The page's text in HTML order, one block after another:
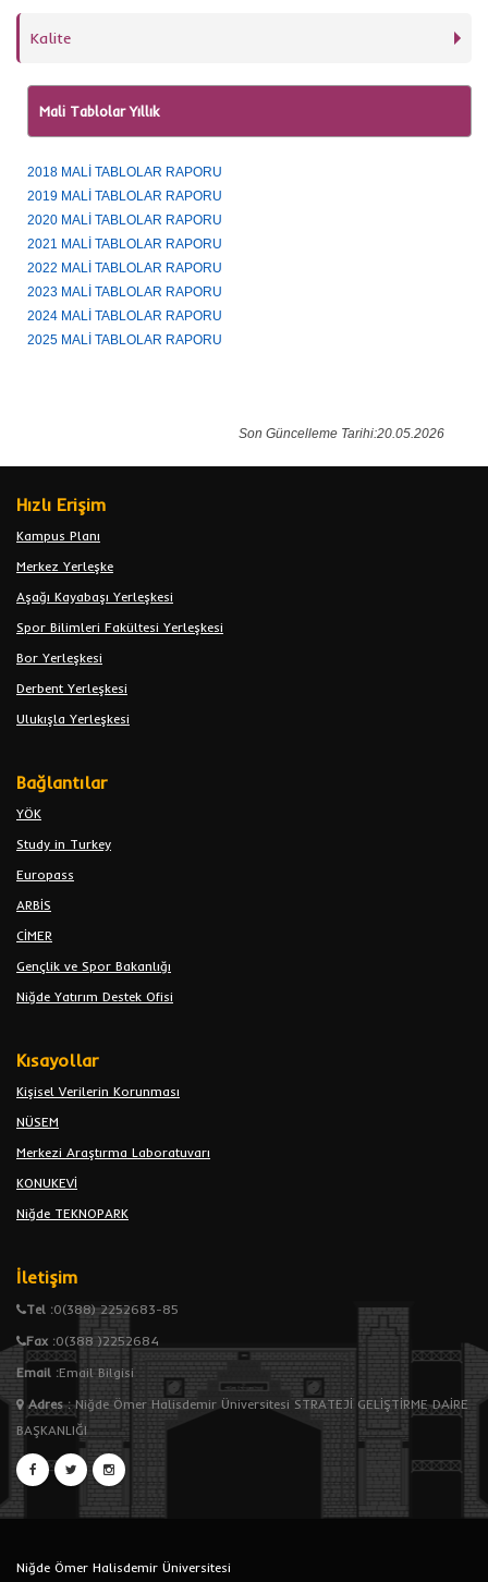
Kalite
Mali Tablolar Yıllık
2018 MALİ TABLOLAR RAPORU
2019 MALİ TABLOLAR RAPORU
2020 MALİ TABLOLAR RAPORU
2021 MALİ TABLOLAR RAPORU
2022 MALİ TABLOLAR RAPORU
2023 MALİ TABLOLAR RAPORU
2024 MALİ TABLOLAR RAPORU
2025 MALİ TABLOLAR RAPORU
Son Güncelleme Tarihi:20.05.2026
Hızlı Erişim
Kampus Planı
Merkez Yerleşke
Aşağı Kayabaşı Yerleşkesi
Spor Bilimleri Fakültesi Yerleşkesi
Bor Yerleşkesi
Derbent Yerleşkesi
Ulukışla Yerleşkesi
Bağlantılar
YÖK
Study in Turkey
Europass
ARBİS
CİMER
Gençlik ve Spor Bakanlığı
Niğde Yatırım Destek Ofisi
Kısayollar
Kişisel Verilerin Korunması
NÜSEM
Merkezi Araştırma Laboratuvarı
KONUKEVİ
Niğde TEKNOPARK
İletişim
Tel :0(388) 2252683-85
Fax :0(388 )2252684
Email :Email Bilgisi
Adres:Niğde Ömer Halisdemir Üniversitesi STRATEJİ GELİŞTİRME DAİRE
BAŞKANLIĞI
Niğde Ömer Halisdemir Üniversitesi